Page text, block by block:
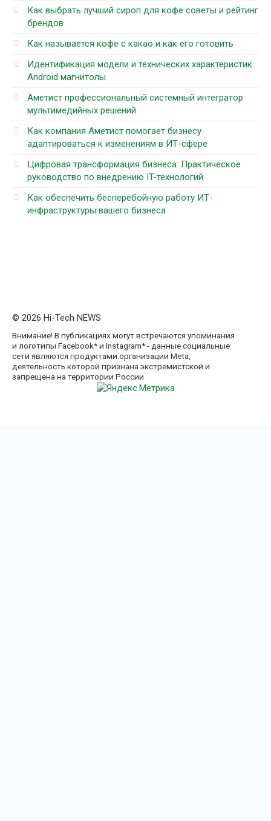
Как выбрать лучший сироп для кофе советы и рейтинг
брендов
Как называется кофе с какао и как его готовить
Идентификация модели и технических характеристик
Android магнитолы
Аметист профессиональный системный интегратор
мультимедийных решений
Как компания Аметист помогает бизнесу
адаптироваться к изменениям в ИТ-сфере
Цифровая трансформация бизнеса: Практическое
руководство по внедрению IT-технологий
Как обеспечить бесперебойную работу ИТ-
инфраструктуры вашего бизнеса
© 2026 Hi-Tech NEWS
Внимание! В публикациях могут встречаются упоминания
и логотипы Facebook* и Instagram* - данные социальные
сети являются продуктами организации Meta,
деятельность которой признана экстремистской и
запрещена на территории России